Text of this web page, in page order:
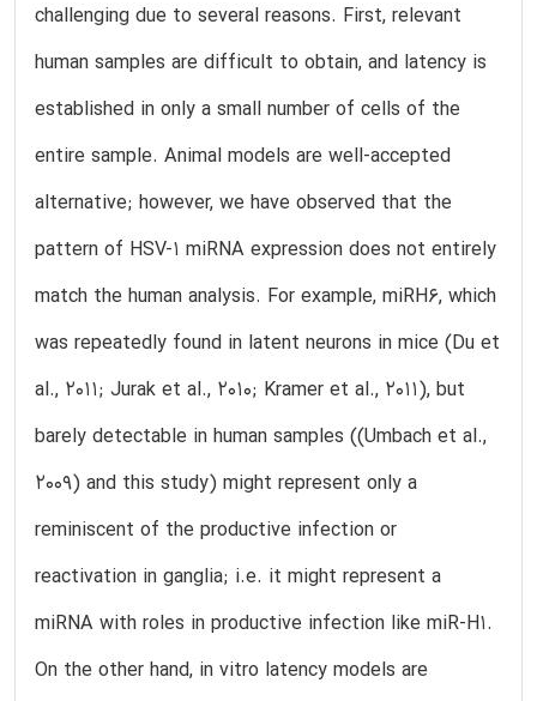
challenging due to several reasons. First, relevant
human samples are difficult to obtain, and latency is
established in only a small number of cells of the
entire sample. Animal models are well-accepted
alternative; however, we have observed that the
pattern of HSV-1 miRNA expression does not entirely
match the human analysis. For example, miRH6, which
was repeatedly found in latent neurons in mice (Du et
al., 2011; Jurak et al., 2010; Kramer et al., 2011), but
barely detectable in human samples ((Umbach et al.,
2009) and this study) might represent only a
reminiscent of the productive infection or
reactivation in ganglia; i.e. it might represent a
miRNA with roles in productive infection like miR-H1.
On the other hand, in vitro latency models are